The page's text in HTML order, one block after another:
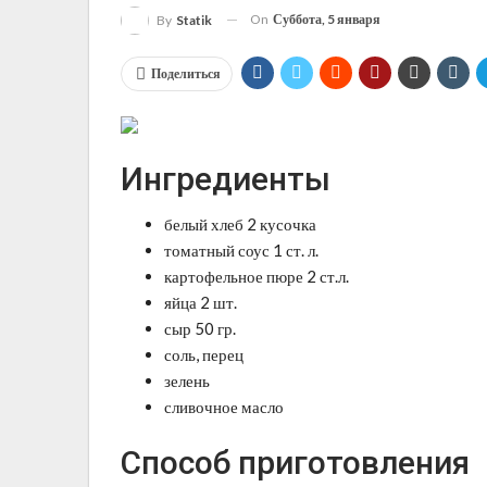
By Statik On Суббота, 5 января
Поделиться
Ингредиенты
белый хлеб 2 кусочка
томатный соус 1 ст. л.
картофельное пюре 2 ст.л.
яйца 2 шт.
сыр 50 гр.
соль, перец
зелень
сливочное масло
Способ приготовления